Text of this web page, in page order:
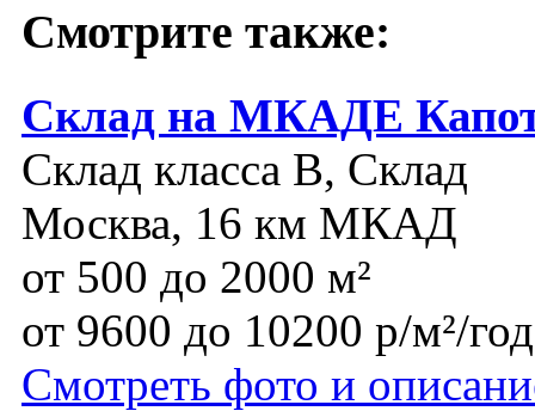
Смотрите также:
Склад на МКАДЕ
Склад класса B, Склад
Москва, 16 км МКАД
от 500 до 2000 м²
от 9600 до 10200 р/м²/год
Смотреть фото и